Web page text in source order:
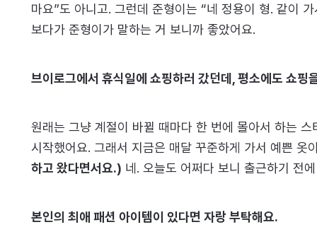
마요”도 아니고. 그런데 준형이는 “네 정용이 형. 같이
보다가 준형이가 말하는 거 보니까 좋았어요.
브이로그에서 휴식일에 쇼핑하러 갔던데, 평소에도 쇼핑
원래는 그냥 계절이 바뀔 때마다 한 번에 몰아서 하는
시작했어요. 그래서 지금은 매달 꾸준하게 가서 예쁜 옷
하고 왔다면서요.) 네. 오늘도 어쩌다 보니 출근하기 전
본인의 최애 패션 아이템이 있다면 자랑 부탁해요.